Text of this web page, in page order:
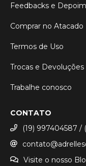
Feedbacks e
Comprar no Atacado
Termos de Uso
Trocas e Devoluções
Trabalhe conosco
CONTATO
(19) 997404587 /
Visite o nosso